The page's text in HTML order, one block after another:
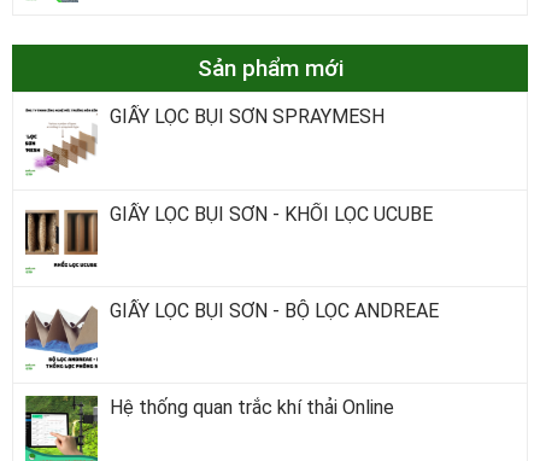
Sản phẩm mới
GIẤY LỌC BỤI SƠN SPRAYMESH
GIẤY LỌC BỤI SƠN - KHỐI LỌC UCUBE
GIẤY LỌC BỤI SƠN - BỘ LỌC ANDREAE
Hệ thống quan trắc khí thải Online